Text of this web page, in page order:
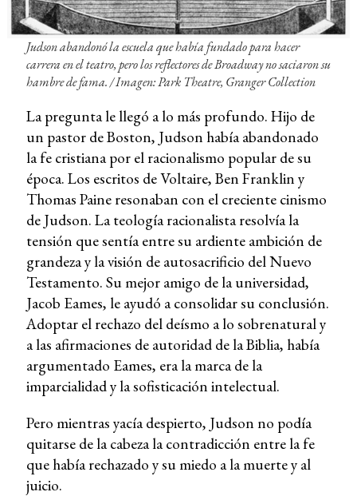
Judson abandonó la escuela que había fundado para hacer
carrera en el teatro, pero los reflectores de Broadway no saciaron su
hambre de fama. / Imagen: Park Theatre, Granger Collection
La pregunta le llegó a lo más profundo. Hijo de
un pastor de Boston, Judson había abandonado
la fe cristiana por el racionalismo popular de su
época. Los escritos de Voltaire, Ben Franklin y
Thomas Paine resonaban con el creciente cinismo
de Judson. La teología racionalista resolvía la
tensión que sentía entre su ardiente ambición de
grandeza y la visión de autosacrificio del Nuevo
Testamento. Su mejor amigo de la universidad,
Jacob Eames, le ayudó a consolidar su conclusión.
Adoptar el rechazo del deísmo a lo sobrenatural y
a las afirmaciones de autoridad de la Biblia, había
argumentado Eames, era la marca de la
imparcialidad y la sofisticación intelectual.
Pero mientras yacía despierto, Judson no podía
quitarse de la cabeza la contradicción entre la fe
que había rechazado y su miedo a la muerte y al
juicio.